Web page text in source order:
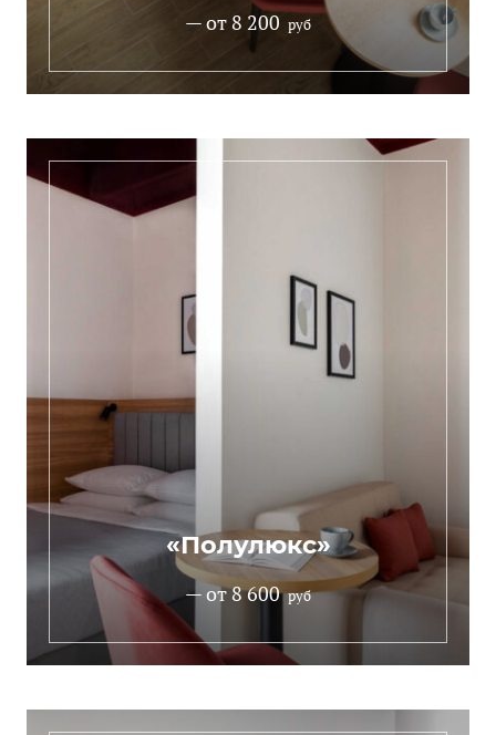
— от 8 200 руб
«Полулюкс»
— от 8 600руб